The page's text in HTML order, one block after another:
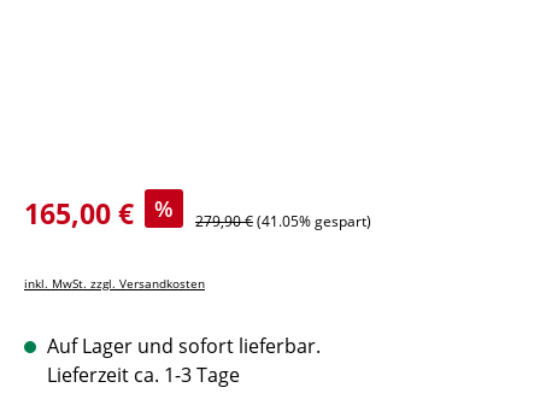
Verkaufspreis:
165,00 € % Regulärer Preis:
279,90 €(41.05% gespart)
inkl. MwSt. zzgl. Versandkosten
Auf Lager und sofort lieferbar.
Lieferzeit ca. 1-3 Tage